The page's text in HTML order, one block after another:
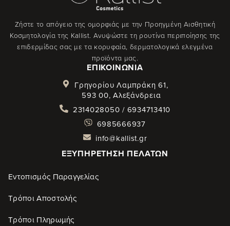
Ζήστε το απόγειο της ομορφιάς με την Προηγμένη Αισθητική
Κοσμητολογία της Kallist. Ανυψώστε τη ρουτίνα περιποίησης της
επιδερμίδας σας με τα κορυφαία, δερματολογικά ελεγμένα
προϊόντα μας.
ΕΠΙΚΟΙΝΩΝΊΑ
Γρηγορίου Λαμπράκη 61,
593 00, Αλεξάνδρεια
2314028050 / 6934713410
6985666937
info@kallist.gr
ΕΞΥΠΗΡΈΤΗΣΗ ΠΕΛΑΤΏΝ
Εντοπισμός Παραγγελίας
Τρόποι Αποστολής
Τρόποι Πληρωμής